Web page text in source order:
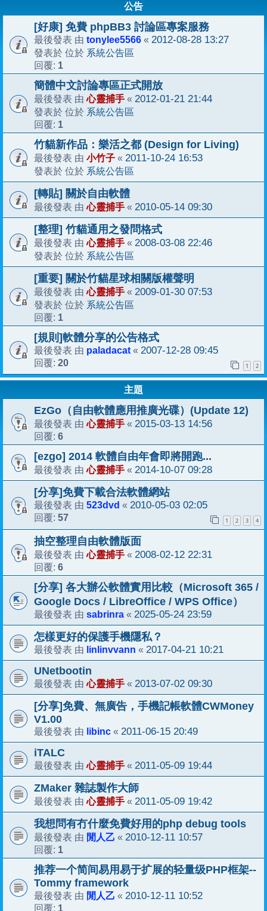
公告
[好康] 免費 phpBB3 討論區專案服務
最後發表 由 tonylee5566 « 2012-08-28 13:27
發表於 位於 系統公告區
回覆: 1
簡體中文討論專區正式開放
最後發表 由心靈捕手 « 2012-01-21 21:44
發表於 位於 系統公告區
回覆: 1
竹貓新作品：樂活之都 (Design for Living)
最後發表 由 小竹子 « 2011-10-24 16:53
發表於 位於 系統公告區
[轉貼] 關於自由軟體
最後發表 由心靈捕手 « 2010-05-14 09:30
[整理] 竹貓通用之發問格式
最後發表 由心靈捕手 « 2008-03-08 22:46
發表於 位於 系統公告區
[重要] 關於竹貓星球相關版權聲明
最後發表 由心靈捕手 « 2009-01-30 07:53
發表於 位於 系統公告區
回覆: 1
[規則]軟體分享的公告格式
最後發表 由 paladacat « 2007-12-28 09:45
回覆: 20 1 2
主題
EzGo（自由軟體應用推廣光碟）(Update 12)
最後發表 由心靈捕手 « 2015-03-13 14:56
回覆: 6
[ezgo] 2014 軟體自由年會即將開跑...
最後發表 由心靈捕手 « 2014-10-07 09:28
[分享]免費下載合法軟體網站
最後發表 由 523dvd « 2010-05-03 02:05
回覆: 57 1 2 3 4
抽空整理自由軟體版面
最後發表 由心靈捕手 « 2008-02-12 22:31
回覆: 6
[分享] 各大辦公軟體實用比較（Microsoft 365 /
Google Docs / LibreOffice / WPS Office）
最後發表 由 sabrinra « 2025-05-24 23:59
怎樣更好的保護手機隱私？
最後發表 由 linlinvvann « 2017-04-21 10:21
UNetbootin
最後發表 由心靈捕手 « 2013-07-02 09:30
[分享]免費、無廣告，手機記帳軟體CWMoney
V1.00
最後發表 由 libinc « 2011-06-15 20:49
iTALC
最後發表 由心靈捕手 « 2011-05-09 19:44
ZMaker 雜誌製作大師
最後發表 由心靈捕手 « 2011-05-09 19:42
我想問有冇什麼免費好用的php debug tools
最後發表 由 閒人乙 « 2010-12-11 10:57
回覆: 1
推荐一个简间易用易于扩展的轻量级PHP框架--
Tommy framework
最後發表 由 閒人乙 « 2010-12-11 10:52
回覆: 1